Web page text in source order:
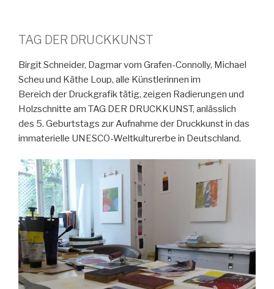
TAG DER DRUCKKUNST
Birgit Schneider, Dagmar vom Grafen-Connolly, Michael
Scheu und Käthe Loup, alle Künstlerinnen im
Bereich der Druckgrafik tätig, zeigen Radierungen und
Holzschnitte am TAG DER DRUCKKUNST, anlässlich
des 5. Geburtstags zur Aufnahme der Druckkunst in das
immaterielle UNESCO-Weltkulturerbe in Deutschland.